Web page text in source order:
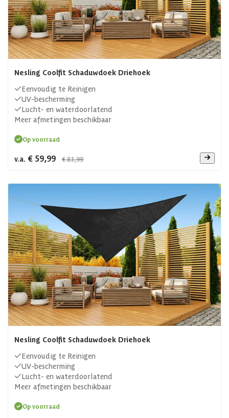
Nesling Coolfit Schaduwdoek Driehoek
Eenvoudig te Reinigen
UV-bescherming
Lucht- en waterdoorlatend
Meer afmetingen beschikbaar
Op voorraad
v.a. € 59,99 € 83,99
Nesling Coolfit Schaduwdoek Driehoek
Eenvoudig te Reinigen
UV-bescherming
Lucht- en waterdoorlatend
Meer afmetingen beschikbaar
Op voorraad